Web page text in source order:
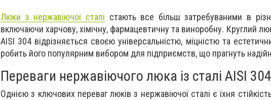
Люки з нержавіючої сталі стають все більш затребуваними в
включаючи харчову, хімічну, фармацевтичну та виноробну. Круглий
AISI 304 відрізняється своєю універсальністю, міцністю та
робить його популярним вибором для підприємств, що прагнуть
Переваги нержавіючого люка із сталі AISI 304
Однією з ключових переваг люків з нержавіючої сталі є їхня